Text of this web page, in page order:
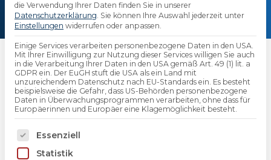
Wir brauchen Dich für unsere
die Verwendung Ihrer Daten finden Sie in unserer
Datenschutzerklärung. Sie können Ihre Auswahl jederzeit unter
Einstellungen widerrufen oder anpassen.
Einige Services verarbeiten personenbezogene Daten in den USA.
Mit Ihrer Einwilligung zur Nutzung dieser Services willigen Sie auch
in die Verarbeitung Ihrer Daten in den USA gemäß Art. 49 (1) lit. a
GDPR ein. Der EuGH stuft die USA als ein Land mit
unzureichendem Datenschutz nach EU-Standards ein. Es besteht
beispielsweise die Gefahr, dass US-Behörden personenbezogene
Daten in Überwachungsprogrammen verarbeiten, ohne dass für
Europäerinnen und Europäer eine Klagemöglichkeit besteht.
Es folgt eine Liste der Service-Gruppen, für die
Essenziell
Statistik